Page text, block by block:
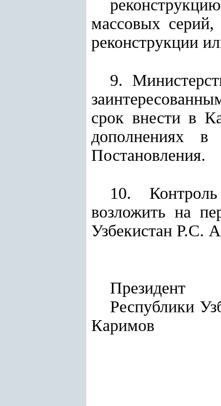
массовых
реконструкции
9.
срок внести в
дополнениях в
Постановления.
10.
возложить на
Узбекистан Р.С.
Президент
Каримов